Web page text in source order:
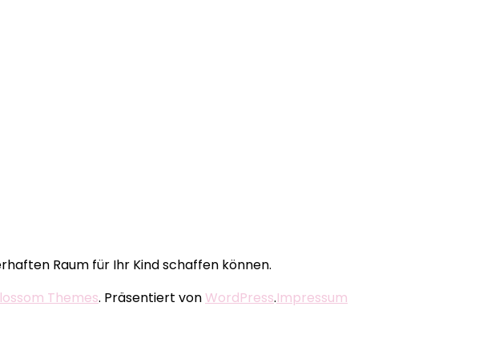
Raum für Ihr Kind schaffen können.
Themes. Präsentiert vonWordPress.Impressum